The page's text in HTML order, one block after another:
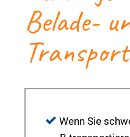
Belade-
Wenn Sie